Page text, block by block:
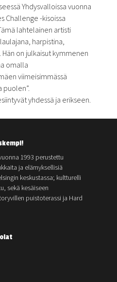
Yhdysvalloissa vuonna
Challenge -kisoissa
lahtelainen artisti
harpistina,
on julkaisut kymmenen
omalla
viimeisimmässä
puolen”.
yhdessä ja erikseen.
1993 perustettu
ja elämyksellisiä
keskustassa; kultturelli
sekä kesäiseen
puistoterassi ja Hard